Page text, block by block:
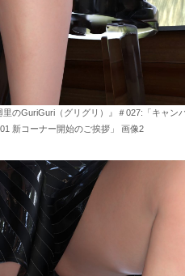
のGuriGuri（グリグリ）』＃027:「キャン
新コーナー開始のご挨拶」 画像2